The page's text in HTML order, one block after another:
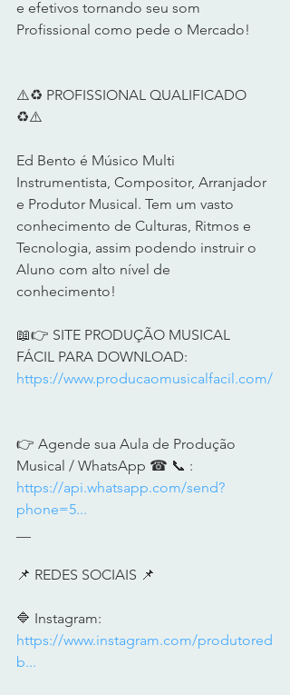
e efetivos tornando seu som
Profissional como pede o Mercado!
⚠️♻️ PROFISSIONAL QUALIFICADO
♻️⚠️
Ed Bento é Músico Multi
Instrumentista, Compositor, Arranjador
e Produtor Musical. Tem um vasto
conhecimento de Culturas, Ritmos e
Tecnologia, assim podendo instruir o
Aluno com alto nível de
conhecimento!
📖👉 SITE PRODUÇÃO MUSICAL
FÁCIL PARA DOWNLOAD:
https://www.producaomusicalfacil.com/
👉 Agende sua Aula de Produção
Musical / WhatsApp ☎ 📞 :
https://api.whatsapp.com/send?
phone=5...
📌 REDES SOCIAIS 📌
🔷 Instagram:
https://www.instagram.com/produtored
b...